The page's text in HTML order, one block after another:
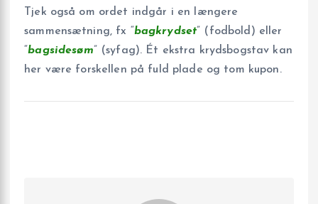
Tjek også om ordet indgår i en længere
sammensætning, fx “bagkrydset” (fodbold) eller
“bagsidesøm” (syfag). Ét ekstra krydsbogstav kan
her være forskellen på fuld plade og tom kupon.